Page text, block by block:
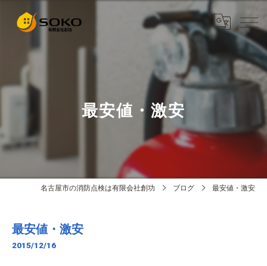
最安値・激安
名古屋市の消防点検は有限会社創功 ブログ 最安値・激安
最安値・激安
2015/12/16